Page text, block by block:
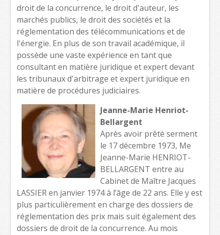
droit de la concurrence, le droit d'auteur, les
marchés publics, le droit des sociétés et la
réglementation des télécommunications et de
l'énergie. En plus de son travail académique, il
possède une vaste expérience en tant que
consultant en matière juridique et expert devant
les tribunaux d'arbitrage et expert juridique en
matière de procédures judiciaires.
Jeanne-Marie Henriot-
Bellargent
Après avoir prêté serment
le 17 décembre 1973, Me
Jeanne-Marie HENRIOT-
BELLARGENT entre au
Cabinet de Maître Jacques
LASSIER en janvier 1974 à l’âge de 22 ans. Elle y est
plus particulièrement en charge des dossiers de
réglementation des prix mais suit également des
dossiers de droit de la concurrence. Au mois